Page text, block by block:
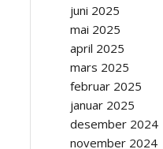
juni 2025
mai 2025
april 2025
mars 2025
februar 2025
januar 2025
desember 2024
november 2024